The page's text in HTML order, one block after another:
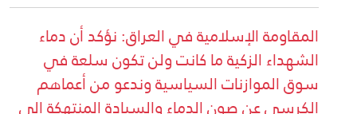
المقاومة الإسلامية في العراق: نؤكد أن دماء
الشهداء الزكية ما كانت ولن تكون سلعة في
سوق الموازنات السياسية وندعو من أعماهم
الكرسي عن صون الدماء والسيادة المنتهكة إلى